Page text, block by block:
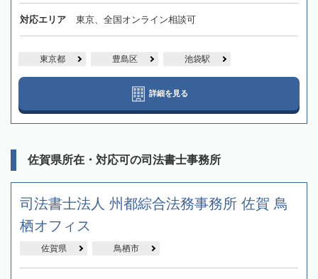
対応エリア 東京、全国オンライン相談可
東京都 豊島区 池袋駅
詳細を見る
佐賀県所在・対応可の司法書士事務所
司法書士法人 州都綜合法務事務所 佐賀 鳥
栖オフィス
佐賀県 鳥栖市